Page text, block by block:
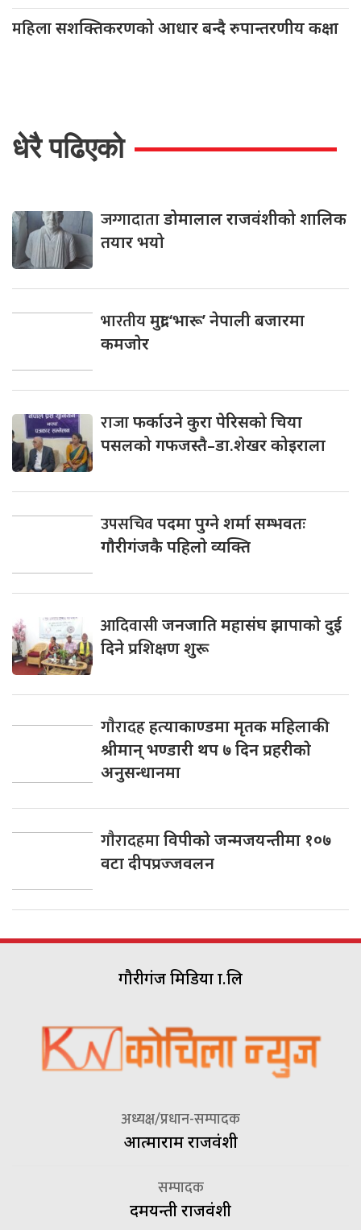
महिलासशक्तिकरणको आधार बन्दै रुपान्तरणीय कक्षा
धेरै पढिएको
जग्गादाताडोमालाल राजवंशीको शालिक
तयार भयो
भारतीयमुद्रा ‘भारू’ नेपाली बजारमा
कमजाेर
राजाफर्काउने कुरा पेरिसको चिया
पसलको गफजस्तै–डा.शेखर कोइराला
उपसचिवपदमा पुग्ने शर्मा सम्भवतः
गाैरीगंजकै पहिलाे व्यक्ति
आदिवासीजनजाति महासंघ झापाकाे दुई
दिने प्रशिक्षण शुरू
गाैरादहहत्याकाण्डमा मृतक महिलाकी
श्रीमान् भण्डारी थप ७ दिन प्रहरीकाे
अनुसन्धानमा
गाैरादहमाविपीकाे जन्मजयन्तीमा १०७
वटा दीपप्रज्जवलन
गौरीगंज मिडिया प्रा.लि
अध्यक्ष/प्रधान-सम्पादक
आत्माराम राजवंशी
सम्पादक
दमयन्ती राजवंशी